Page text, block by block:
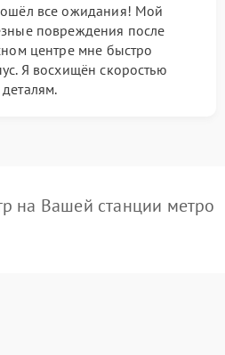
все ожидания! Мой
повреждения после
центре мне быстро
Я восхищён скоростью
на Вашей станции метро